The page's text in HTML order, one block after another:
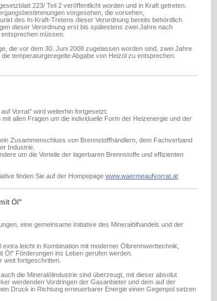
223/ Teil 2 veröffentlicht worden und in Kraft getreten.
vorgesehen, die vorsehen,
des In-Kraft-Tretens dieser Verordnung bereits behördlich
dieser Verordnung erst bis spätestens zwei Jahre nach
müssen.
die vor dem 30. Juni 2008 zugelassen worden sind, zwei Jahre
temperaturgeregelte Abgabe von Heizöl zu entsprechen.
Vorrat" wird weiterhin fortgesetzt.
allen Fragen um die individuelle Form der Heizenergie und der
Zusammenschluss von Brennstoffhändlern, dem Fachverband
Industrie.
um die Vorteile der lagerbaren Brennstoffe und effizienten
finden Sie auf der Hompepage www.waermeaufvorrat.at
Öl"
eine gemeinsame Initiative des Mineralölhandels und der
leicht in Kombination mit moderner Ölbrennwerttechnik,
Öl" Förderungen ins Leben gerufen werden.
weit fortgeschritten.
die Mineralölindustrie sind überzeugt, mit dieser absolut
werdenden Vordringen der Gasanbieter und dem auf der
Druck in Richtung erneuerbarer Energie einen Gegenpol setzen